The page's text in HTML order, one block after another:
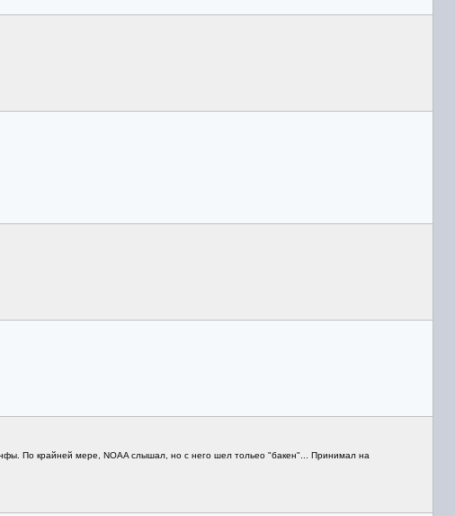
По крайней мере, NOAA слышал, но с него шел тольео "бакен"... Принимал на